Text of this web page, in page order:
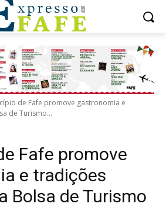
de Fafe promove gastronomia e
de Turismo...
Fafe promove
e tradições
Bolsa de Turismo